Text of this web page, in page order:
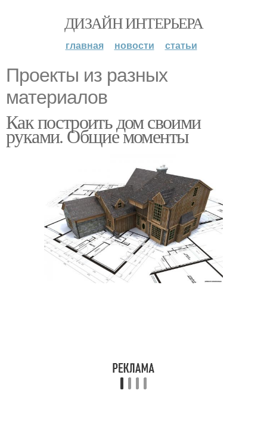
ДИЗАЙН ИНТЕРЬЕРА
главная новости статьи
Проекты из разных
материалов
Как построить дом своими
руками. Общие моменты